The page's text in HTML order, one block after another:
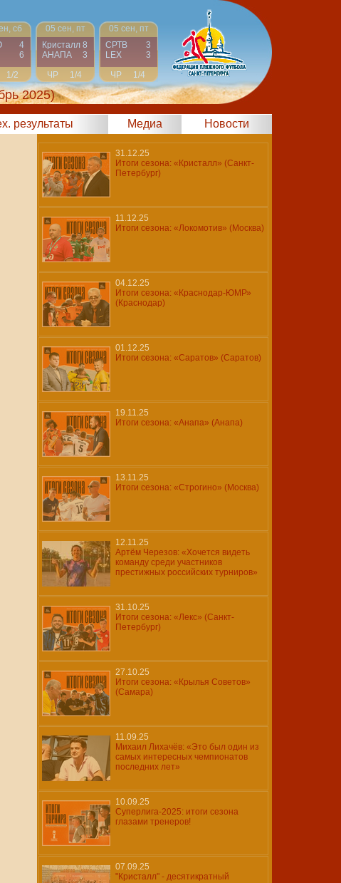
сб
4
6
1/2
05 сен, пт
Кристалл 8
АНАПА
3
ЧР
1/4
05 сен, пт
СРТВ
3
LEX
3
ЧР
1/4
2025)
результаты Медиа Новости
31.12.25
Итоги сезона: «Кристалл» (Санкт-
Петербург)
11.12.25
Итоги сезона: «Локомотив» (Москва)
04.12.25
Итоги сезона: «Краснодар-ЮМР»
(Краснодар)
01.12.25
Итоги сезона: «Саратов» (Саратов)
19.11.25
Итоги сезона: «Анапа» (Анапа)
13.11.25
Итоги сезона: «Строгино» (Москва)
12.11.25
Артём Черезов: «Хочется видеть
команду среди участников
престижных российских турниров»
31.10.25
Итоги сезона: «Лекс» (Санкт-
Петербург)
27.10.25
Итоги сезона: «Крылья Советов»
(Самара)
11.09.25
Михаил Лихачёв: «Это был один из
самых интересных чемпионатов
последних лет»
10.09.25
Суперлига-2025: итоги сезона
глазами тренеров!
07.09.25
"Кристалл" - десятикратный